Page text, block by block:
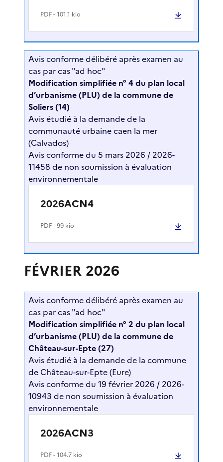
PDF- 101.1 kio
Avis conforme délibéré après examen au
cas par cas "ad hoc"
Modification simplifiée n° 4 du plan local
d’urbanisme (PLU) de la commune de
Soliers (14)
Avis étudié à la demande de la
communauté urbaine caen la mer
(Calvados)
Avis conforme du 5 mars 2026 / 2026-
11458 de non soumission à évaluation
environnementale
2026ACN4
PDF- 99 kio
FÉVRIER 2026
Avis conforme délibéré après examen au
cas par cas "ad hoc"
Modification simplifiée n° 2 du plan local
d’urbanisme (PLU) de la commune de
Château-sur-Epte (27)
Avis étudié à la demande de la commune
de Château-sur-Epte (Eure)
Avis conforme du 19 février 2026 / 2026-
10943 de non soumission à évaluation
environnementale
2026ACN3
PDF- 104.7 kio